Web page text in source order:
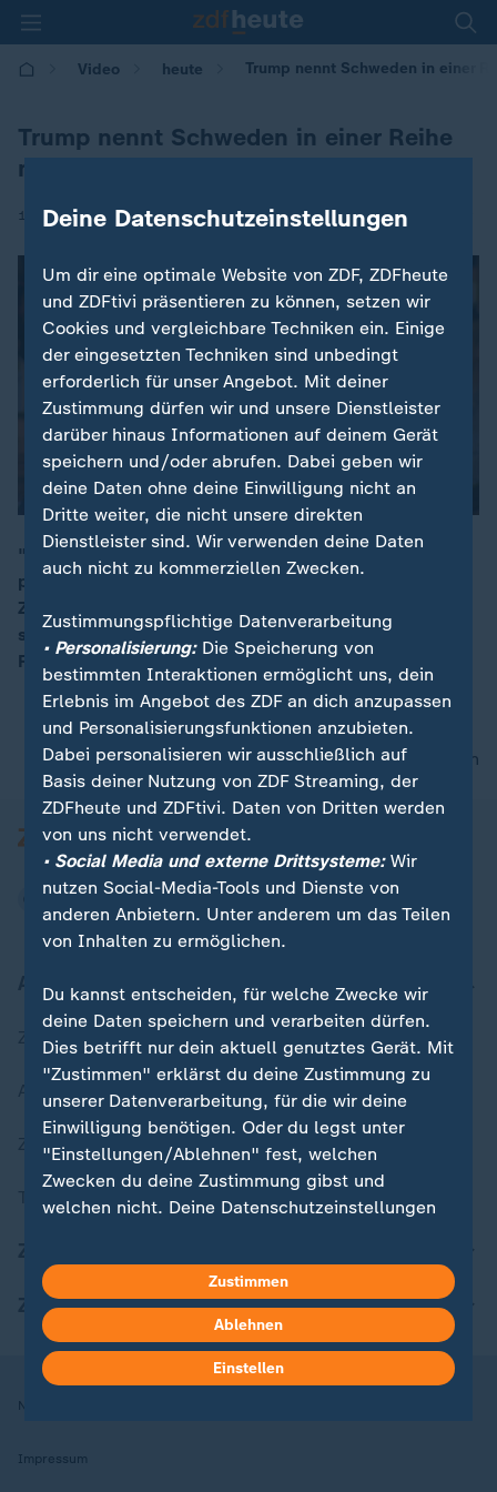
Video heute Trump nennt Schweden in einer
Trump nennt Schweden in einer Reihe
mit Terrorzielen
19.02.2017 | 12:33
"Schaut Euch an, was gestern Abend in Schweden
passiert ist", sagte US-Präsident Donald Trump - im
Zusammenhang mit Terroranschlägen in Europa. Das
sorgte in Schweden für Verwunderung. Der
Redeausschnitt im Wortlaut.
nach oben
Aktuell bei ZDFheute
Zuletzt veröffentlicht
Aktuelle Sendungs-Videos
ZDFheute Stories
Themen im Überblick
ZDFheute Apps
Nutzungsbedingungen
Impressum
Deine Datenschutzeinstellungen
Um dir eine optimale Website von ZDF, ZDFheute
und ZDFtivi präsentieren zu können, setzen wir
Cookies und vergleichbare Techniken ein. Einige
der eingesetzten Techniken sind unbedingt
erforderlich für unser Angebot. Mit deiner
Zustimmung dürfen wir und unsere Dienstleister
darüber hinaus Informationen auf deinem Gerät
speichern und/oder abrufen. Dabei geben wir
deine Daten ohne deine Einwilligung nicht an
Dritte weiter, die nicht unsere direkten
Dienstleister sind. Wir verwenden deine Daten
auch nicht zu kommerziellen Zwecken.
Zustimmungspflichtige Datenverarbeitung
• Personalisierung:Die Speicherung von
bestimmten Interaktionen ermöglicht uns, dein
Erlebnis im Angebot des ZDF an dich anzupassen
und Personalisierungsfunktionen anzubieten.
Dabei personalisieren wir ausschließlich auf
Basis deiner Nutzung von ZDF Streaming, der
ZDFheute und ZDFtivi. Daten von Dritten werden
von uns nicht verwendet.
• Social Media und externe Drittsysteme:Wir
nutzen Social-Media-Tools und Dienste von
anderen Anbietern. Unter anderem um das Teilen
von Inhalten zu ermöglichen.
Du kannst entscheiden, für welche Zwecke wir
deine Daten speichern und verarbeiten dürfen.
Dies betrifft nur dein aktuell genutztes Gerät. Mit
"Zustimmen" erklärst du deine Zustimmung zu
unserer Datenverarbeitung, für die wir deine
Einwilligung benötigen. Oder du legst unter
"Einstellungen/Ablehnen" fest, welchen
Zwecken du deine Zustimmung gibst und
welchen nicht. Deine Datenschutzeinstellungen
in deinen Einstellungen widerrufen oder ändern.
Hier findest du das Impressum.
Weitere Informationen findest du in unserer
Datenschutzerklärung.
Zustimmen
Ablehnen
Einstellen